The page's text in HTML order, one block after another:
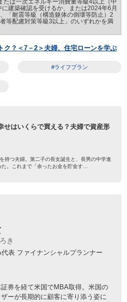
たは一次エネルギー消費量等級4以上（中
建築確認を受けるか、または2024年6月
「耐震等級（構造躯体の倒壊等防止）2
等配慮対策等級3以上」のいずれかを満
ク？＜7－2＞夫婦、住宅ローンを学ぶ
#ライフプラン
せはいくらで買える？夫婦で資産形
持つ夫婦。第二子の長女誕生と、長男の中学進
。これまで「余ったお金を貯金す…
き
代表 ファイナンシャルプランナー
券を経て米国でMBA取得。米国の
ーが長期的に顧客に寄り添う姿に